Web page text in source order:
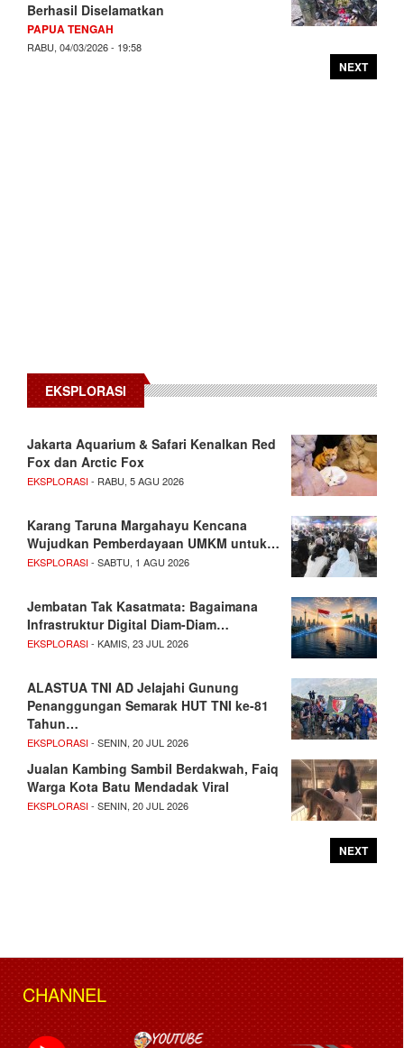
Berhasil Diselamatkan
PAPUA TENGAH
RABU, 04/03/2026 - 19:58
NEXT
EKSPLORASI
Jakarta Aquarium & Safari Kenalkan Red
Fox dan Arctic Fox
EKSPLORASI- RABU, 5 AGU 2026
Karang Taruna Margahayu Kencana
Wujudkan Pemberdayaan UMKM untuk…
EKSPLORASI- SABTU, 1 AGU 2026
Jembatan Tak Kasatmata: Bagaimana
Infrastruktur Digital Diam-Diam…
EKSPLORASI- KAMIS, 23 JUL 2026
ALASTUA TNI AD Jelajahi Gunung
Penanggungan Semarak HUT TNI ke-81
Tahun…
EKSPLORASI- SENIN, 20 JUL 2026
Jualan Kambing Sambil Berdakwah, Faiq
Warga Kota Batu Mendadak Viral
EKSPLORASI- SENIN, 20 JUL 2026
NEXT
CHANNEL